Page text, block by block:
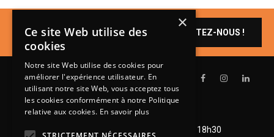
LITERIE
MATELAS
LITS RELEVABLES
Un produit vous
intéresse ?
CONTACTEZ-NOUS !
Lundi de 14h à 18h30
Mardi à vendredi de 9h à 12h et de 14h à 18h30
×
Ce site Web utilise des
cookies
Notre site Web utilise des cookies pour
améliorer l'expérience utilisateur. En
utilisant notre site Web, vous acceptez tous
les cookies conformément à notre Politique
relative aux cookies. En savoir plus